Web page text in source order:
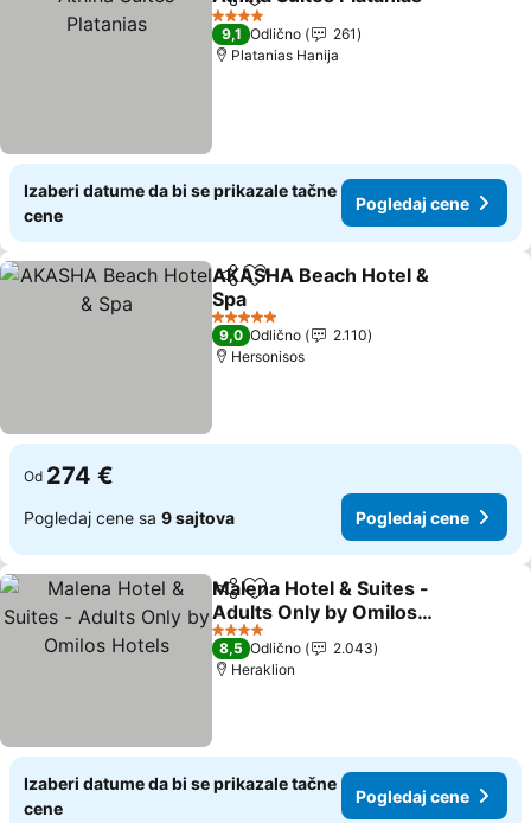
Deli Dodati u favorite
4 Zvezdice
9,1 Odlično
261
Platanias Hanija
Izaberi datume da bi se prikazale tačne
cene
Pogledaj cene
Deli Dodati u favorite
AKASHA Beach Hotel &
Spa
5 Zvezdice
9,0 Odlično
2.110
Hersonisos
Od 274 €
Pogledaj cene sa 9 sajtova Pogledaj cene
Deli Dodati u favorite
Malena Hotel & Suites -
Adults Only by Omilos
Hotels
4 Zvezdice
8,5 Odlično
2.043
Heraklion
Izaberi datume da bi se prikazale tačne
cene
Pogledaj cene